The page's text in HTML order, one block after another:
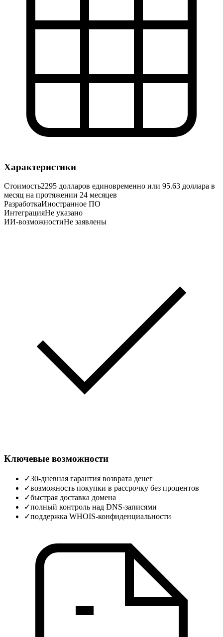
Характеристики
Стоимость2295 долларов единовременно или 95.63 доллара в
месяц на протяжении 24 месяцев
РазработкаИностранное ПО
ИнтеграцияНе указано
ИИ-возможностиНе заявлены
Ключевые возможности
✓30‑дневная гарантия возврата денег
✓возможность покупки в рассрочку без процентов
✓быстрая доставка домена
✓полный контроль над DNS‑записями
✓поддержка WHOIS‑конфиденциальности